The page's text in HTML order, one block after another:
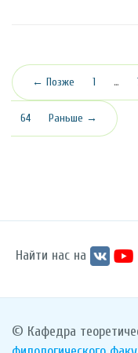
← Позже 1 …
64 Раньше →
Найти нас на
© Кафедра